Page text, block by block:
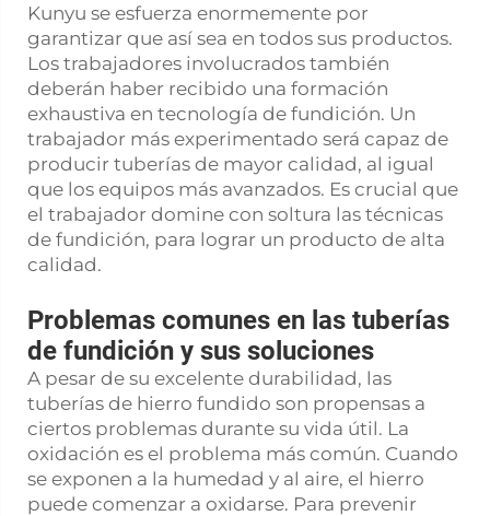
Kunyu se esfuerza enormemente por
garantizar que así sea en todos sus productos.
Los trabajadores involucrados también
deberán haber recibido una formación
exhaustiva en tecnología de fundición. Un
trabajador más experimentado será capaz de
producir tuberías de mayor calidad, al igual
que los equipos más avanzados. Es crucial que
el trabajador domine con soltura las técnicas
de fundición, para lograr un producto de alta
calidad.
Problemas comunes en las tuberías
de fundición y sus soluciones
A pesar de su excelente durabilidad, las
tuberías de hierro fundido son propensas a
ciertos problemas durante su vida útil. La
oxidación es el problema más común. Cuando
se exponen a la humedad y al aire, el hierro
puede comenzar a oxidarse. Para prevenir